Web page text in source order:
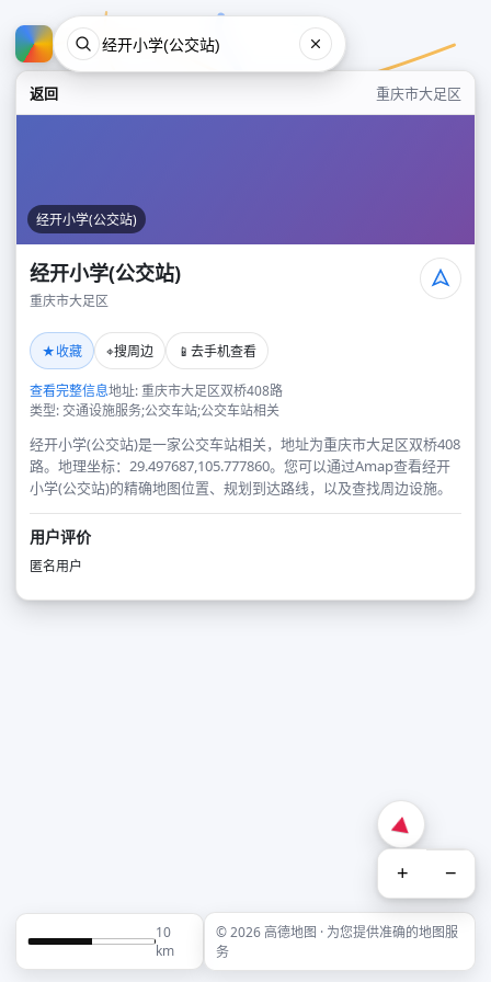
返回 重庆市大足区
经开小学(公交站)
经开小学(公交站)
重庆市大足区
★收藏 ⌖搜周边 📱 去手机查看
查看完整信息地址: 重庆市大足区双桥408路
类型: 交通设施服务;公交车站;公交车站相关
经开小学(公交站)是一家公交车站相关，地址为重庆市大足区双桥408
路。地理坐标：29.497687,105.777860。您可以通过Amap查看经开
小学(公交站)的精确地图位置、规划到达路线，以及查找周边设施。
用户评价
匿名用户
+ −
10
km
© 2026 高德地图 · 为您提供准确的地图服
务